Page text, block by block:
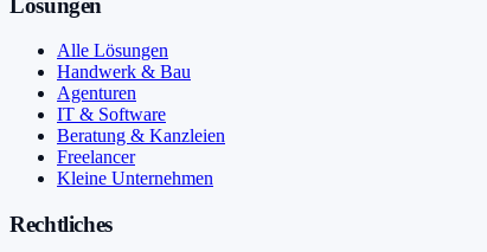
Alle Lösungen
Handwerk & Bau
Agenturen
IT & Software
Beratung & Kanzleien
Freelancer
Kleine Unternehmen
Rechtliches